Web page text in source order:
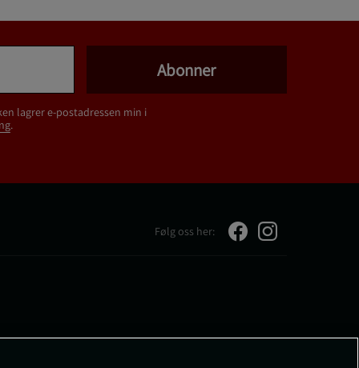
lagrer e-postadressen min i
.
Abonner
Følg oss her: